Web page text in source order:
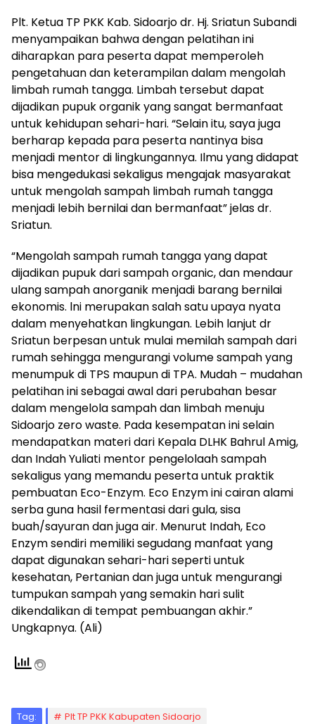
Plt. Ketua TP PKK Kab. Sidoarjo dr. Hj. Sriatun Subandi
menyampaikan bahwa dengan pelatihan ini
diharapkan para peserta dapat memperoleh
pengetahuan dan keterampilan dalam mengolah
limbah rumah tangga. Limbah tersebut dapat
dijadikan pupuk organik yang sangat bermanfaat
untuk kehidupan sehari-hari. “Selain itu, saya juga
berharap kepada para peserta nantinya bisa
menjadi mentor di lingkungannya. Ilmu yang didapat
bisa mengedukasi sekaligus mengajak masyarakat
untuk mengolah sampah limbah rumah tangga
menjadi lebih bernilai dan bermanfaat” jelas dr.
Sriatun.
“Mengolah sampah rumah tangga yang dapat
dijadikan pupuk dari sampah organic, dan mendaur
ulang sampah anorganik menjadi barang bernilai
ekonomis. lni merupakan salah satu upaya nyata
dalam menyehatkan lingkungan. Lebih lanjut dr
Sriatun berpesan untuk mulai memilah sampah dari
rumah sehingga mengurangi volume sampah yang
menumpuk di TPS maupun di TPA. Mudah – mudahan
pelatihan ini sebagai awal dari perubahan besar
dalam mengelola sampah dan limbah menuju
Sidoarjo zero waste. Pada kesempatan ini selain
mendapatkan materi dari Kepala DLHK Bahrul Amig,
dan Indah Yuliati mentor pengelolaah sampah
sekaligus yang memandu peserta untuk praktik
pembuatan Eco-Enzym. Eco Enzym ini cairan alami
serba guna hasil fermentasi dari gula, sisa
buah/sayuran dan juga air. Menurut Indah, Eco
Enzym sendiri memiliki segudang manfaat yang
dapat digunakan sehari-hari seperti untuk
kesehatan, Pertanian dan juga untuk mengurangi
tumpukan sampah yang semakin hari sulit
dikendalikan di tempat pembuangan akhir.”
Ungkapnya. (Ali)
Tag: Plt TP PKK Kabupaten Sidoarjo